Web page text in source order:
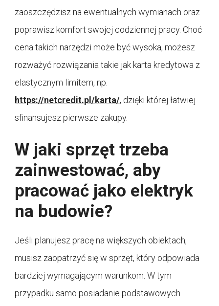
zaoszczędzisz na ewentualnych wymianach oraz
poprawisz komfort swojej codziennej pracy. Choć
cena takich narzędzi może być wysoka, możesz
rozważyć rozwiązania takie jak karta kredytowa z
elastycznym limitem, np.
https://netcredit.pl/karta/, dzięki której łatwiej
sfinansujesz pierwsze zakupy.
W jaki sprzęt trzeba
zainwestować, aby
pracować jako elektryk
na budowie?
Jeśli planujesz pracę na większych obiektach,
musisz zaopatrzyć się w sprzęt, który odpowiada
bardziej wymagającym warunkom. W tym
przypadku samo posiadanie podstawowych